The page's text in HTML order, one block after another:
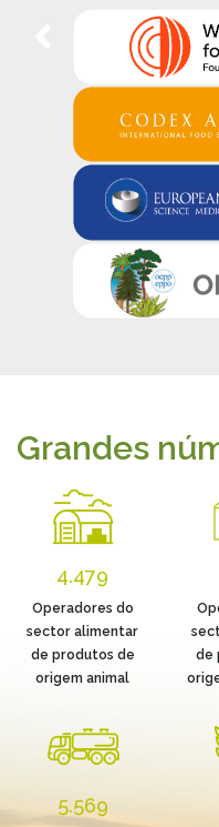
Grandes
4.479
Operadores do
sector alimentar
de produtos de
origem animal
de
5.569